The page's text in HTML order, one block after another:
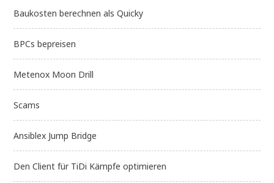
Baukosten berechnen als Quicky
BPCs bepreisen
Metenox Moon Drill
Scams
Ansiblex Jump Bridge
Den Client für TiDi Kämpfe optimieren